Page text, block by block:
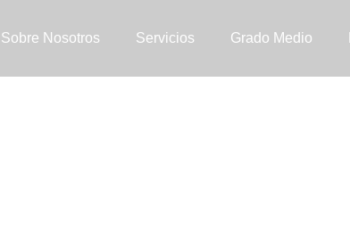
Sobre Nosotros Servicios Grado Medio